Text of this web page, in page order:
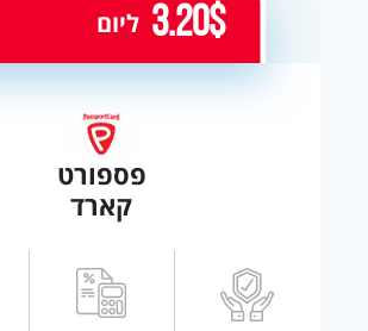
פספורט
קארד
3.20$ ליום